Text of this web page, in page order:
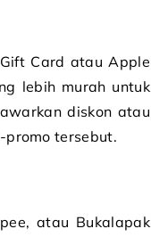
Card atau Apple
lebih murah untuk
diskon atau
promo tersebut.
atau Bukalapak